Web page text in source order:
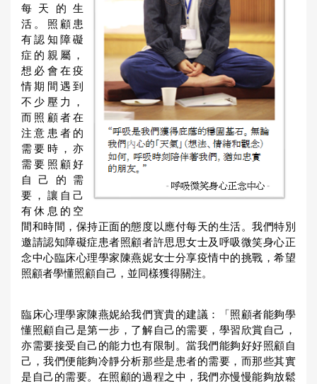
每天的生
活。照顧患
有認知障礙
症的親屬，
想必會在疫
情期間遇到
不少壓力，
而照顧者在
注意患者的
需要時，亦
需要照顧好
自己的需
要，讓自己
有休息的空
間和時間，保持正面的態度以應付每天的生活。我們特別
邀請認知障礙症患者照顧者許思思女士及呼吸微笑身心正
念中心臨床心理學家陳燕妮女士分享疫情中的挑戰，希望
照顧者學懂照顧自己，並同樣獲得關注。
臨床心理學家陳燕妮給我們寳貴的建議：「照顧者能夠學
懂照顧自己是第一步，了解自己的需要，學習欣賞自己，
亦需要接受自己的能力也有限制。當我們能夠好好照顧自
己，我們便能夠冷靜分析那些是患者的需要，而那些其實
是自己的需要。在照顧的過程之中，我們亦慢慢能夠放鬆